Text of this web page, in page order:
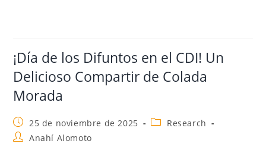
¡Día de los Difuntos en el CDI! Un
Delicioso Compartir de Colada
Morada
25 de noviembre de 2025
Research
Anahí Alomoto